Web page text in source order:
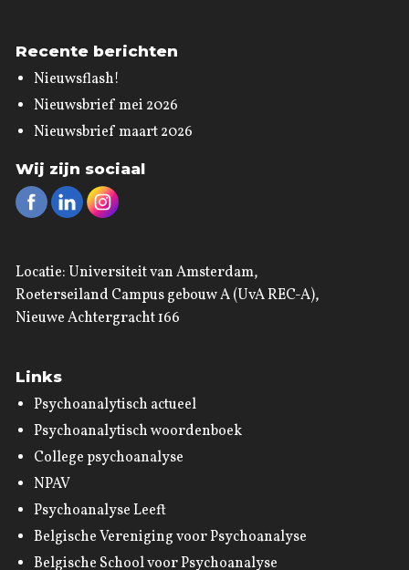
Recente berichten
Nieuwsflash!
Nieuwsbrief mei 2026
Nieuwsbrief maart 2026
Wij zijn sociaal
Locatie: Universiteit van Amsterdam,
Roeterseiland Campus gebouw A (UvA REC-A),
Nieuwe Achtergracht 166
Links
Psychoanalytisch actueel
Psychoanalytisch woordenboek
College psychoanalyse
NPAV
Psychoanalyse Leeft
Belgische Vereniging voor Psychoanalyse
Belgische School voor Psychoanalyse